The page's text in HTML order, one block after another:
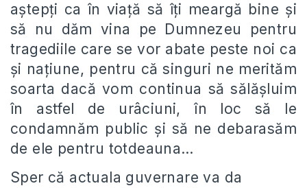
aștepți ca în viață să îți meargă bine și
să nu dăm vina pe Dumnezeu pentru
tragediile care se vor abate peste noi ca
și națiune, pentru că singuri ne merităm
soarta dacă vom continua să sălășluim
în astfel de urâciuni, în loc să le
condamnăm public și să ne debarasăm
de ele pentru totdeauna…
Sper că actuala guvernare va da